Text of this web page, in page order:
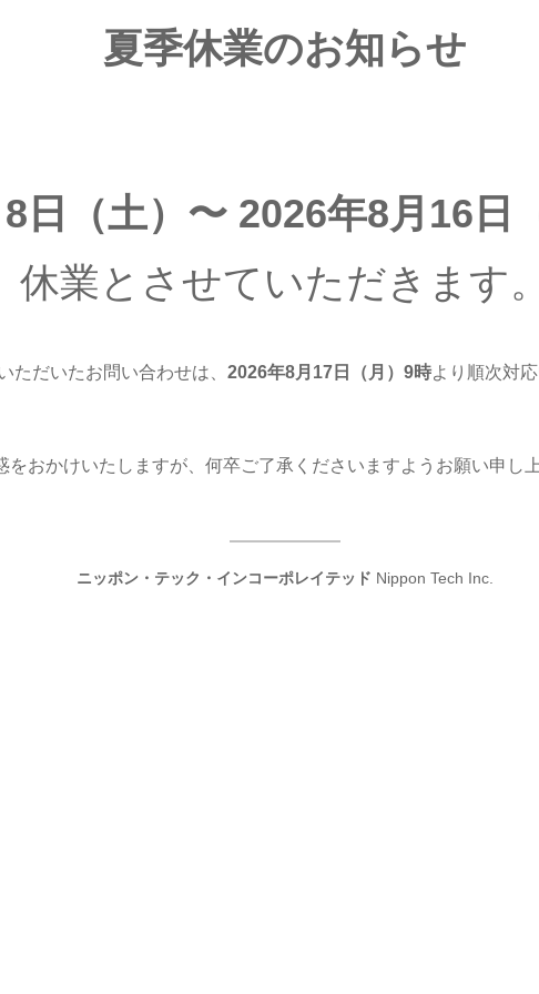
夏季休業のお知らせ
日（土）〜 2026年8月16日
休業とさせていただきます。
ただいたお問い合わせは、 2026年8月17日（月 ）9時より順次対応
をおかけいたしますが、何卒ご了承くださいますようお願い申し上
ニッポン・テック・インコーポレイテッド Nippon Tech Inc.